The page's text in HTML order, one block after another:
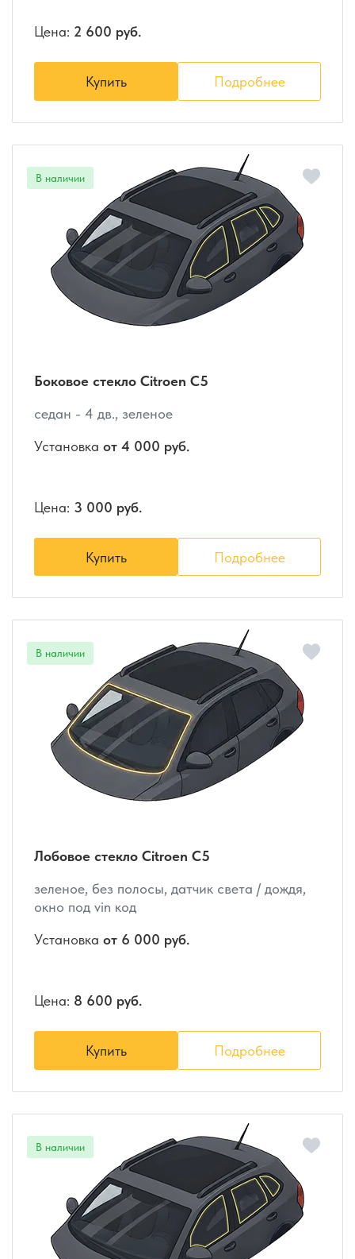
Цена: 2 600 руб.
Купить Подробнее
Боковое стекло Citroen C5
седан - 4 дв., зеленое
Установка от 4 000 руб.
Цена: 3 000 руб.
Купить Подробнее
Лобовое стекло Citroen C5
зеленое, без полосы, датчик света / дождя,
окно под vin код
Установка от 6 000 руб.
Цена: 8 600 руб.
Купить Подробнее